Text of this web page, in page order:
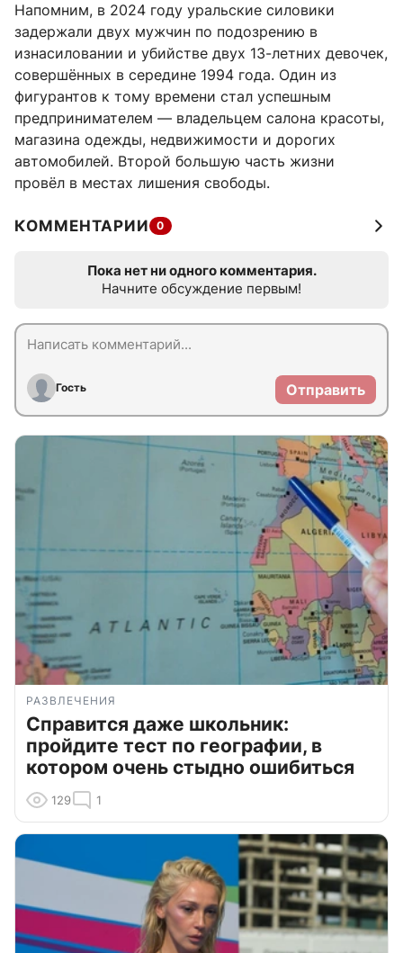
Напомним, в 2024 году уральские силовики
задержали двух мужчин по подозрению в
изнасиловании и убийстве двух 13-летних девочек,
совершённых в середине 1994 года. Один из
фигурантов к тому времени стал успешным
предпринимателем — владельцем салона красоты,
магазина одежды, недвижимости и дорогих
автомобилей. Второй большую часть жизни
провёл в местах лишения свободы.
КОММЕНТАРИИ 0
Пока нет ни одного комментария.
Начните обсуждение первым!
Гость Отправить
РАЗВЛЕЧЕНИЯ
Справится даже школьник:
пройдите тест по географии, в
котором очень стыдно ошибиться
129 1